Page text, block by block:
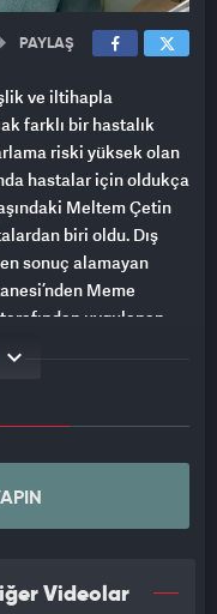
PAYLAŞ
ve iltihapla
farklı bir hastalık
riski yüksek olan
hastalar için oldukça
Meltem Çetin
biri oldu. Dış
sonuç alamayan
Meme
uygulanan
kavuştu.
tabloya yol açtığını
ilişkili değildir
belirtilerle ortaya
olduğu için
Videolar